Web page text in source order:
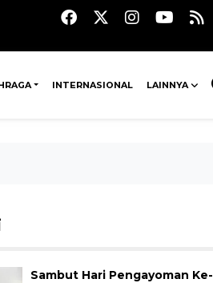
INTERNASIONAL LAINNYA
Sambut Hari Pengayoman Ke-